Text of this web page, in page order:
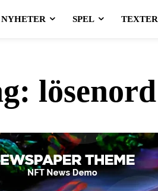
NYHETER SPEL TEXTER
lösenord